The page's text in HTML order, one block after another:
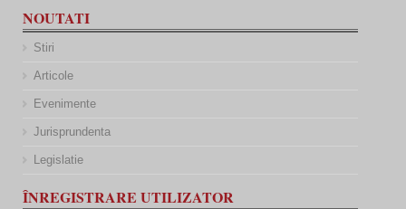
NOUTATI
Stiri
Articole
Evenimente
Jurisprundenta
Legislatie
ÎNREGISTRARE UTILIZATOR